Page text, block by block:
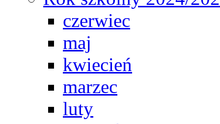
czerwiec
maj
kwiecień
marzec
luty